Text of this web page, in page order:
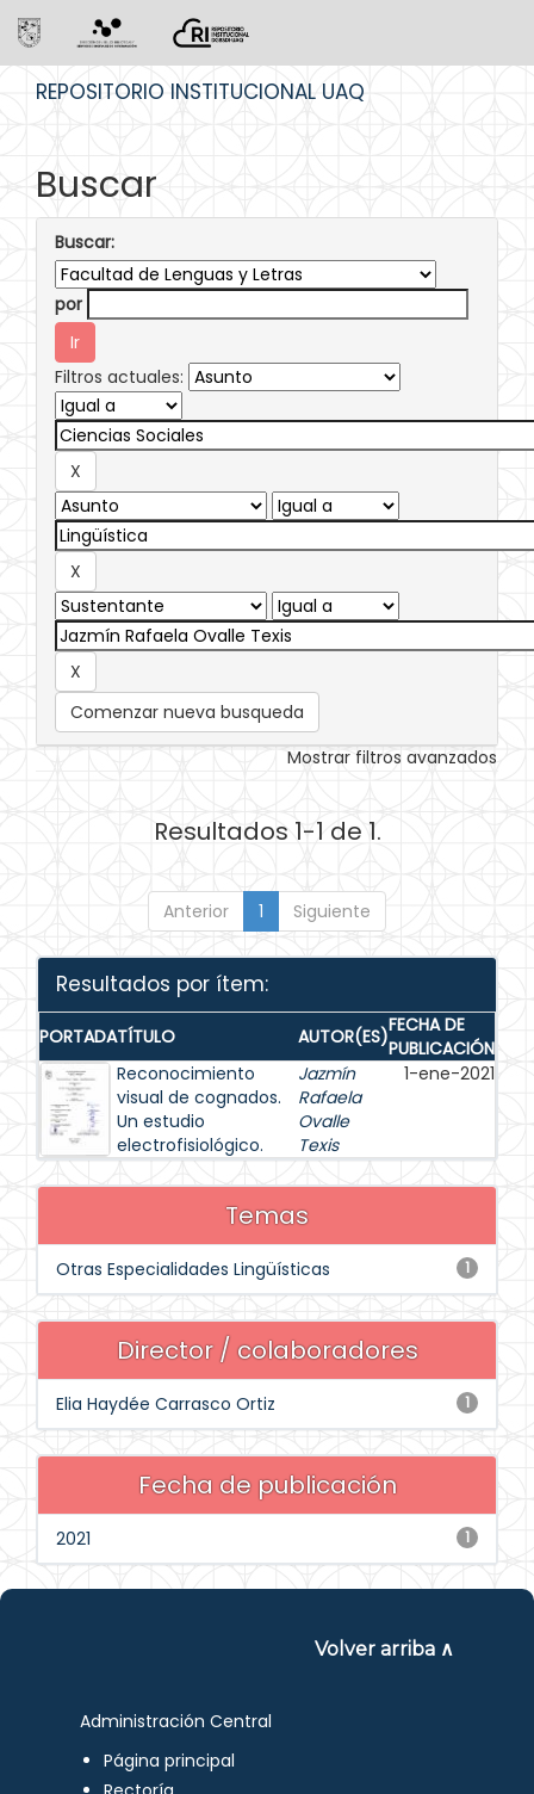
REPOSITORIO INSTITUCIONAL UAQ
Buscar
Buscar:
por
Filtros actuales:
Comenzar nueva busqueda
Mostrar filtros avanzados
Resultados 1-1 de 1.
Anterior 1 Siguiente
Resultados por ítem:
PORTADATÍTULO AUTOR(ES)FECHA DE
PUBLICACIÓN
Reconocimiento
visual de cognados.
Un estudio
electrofisiológico.
Jazmín
Rafaela
Ovalle
Texis
1-ene-2021
Temas
1
Otras Especialidades Lingüísticas
Director / colaboradores
1
Elia Haydée Carrasco Ortiz
Fecha de publicación
1
2021
Volver arriba ∧
Administración Central
Página principal